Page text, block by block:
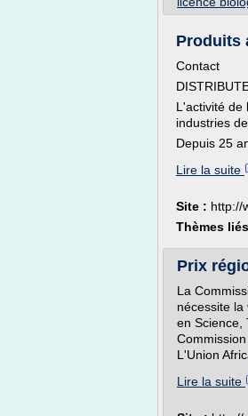
Produits
Contact
L'activité de
industries
Depuis 25
Lire la suite
Site : http://
Thèmes
Prix
La
nécessite
en Science,
L'Union
Lire la suite